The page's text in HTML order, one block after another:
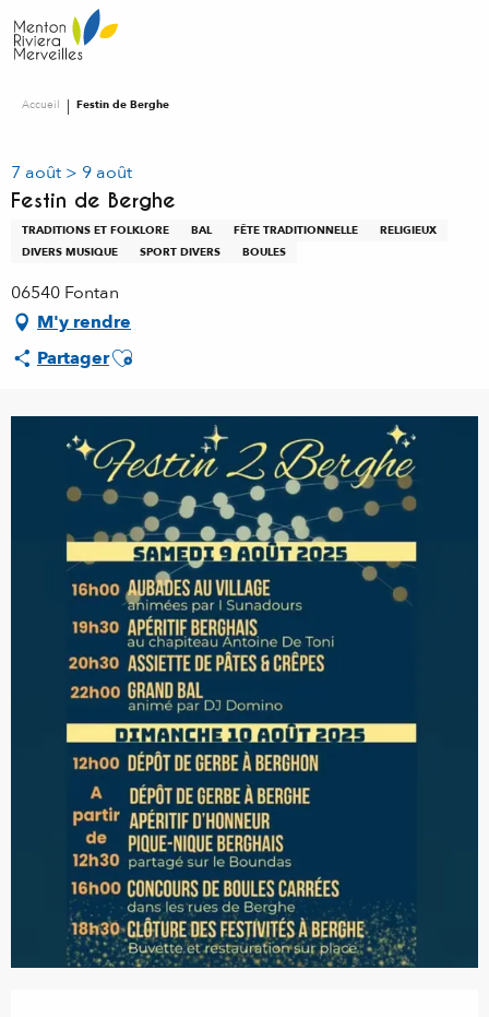
au
contenu
Accueil Festin de Berghe
7 août > 9 août
Festin de Berghe
TRADITIONS ET FOLKLORE BAL FÊTE TRADITIONNELLE
RELIGIEUX
DIVERS MUSIQUE
SPORT DIVERS BOULES
06540 Fontan
M'y rendre
PartagerAjouter aux favoris